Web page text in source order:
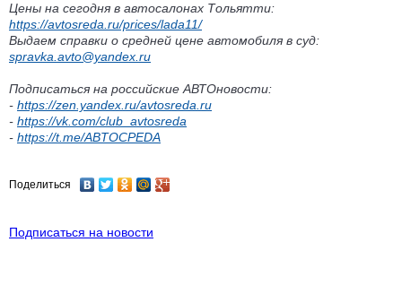
Цены на сегодня в автосалонах Тольятти:
https://avtosreda.ru/prices/lada11/
Выдаем справки о средней цене автомобиля в суд:
spravka.avto@yandex.ru
Подписаться на российские АВТОновости:
- https://zen.yandex.ru/avtosreda.ru
- https://vk.com/club_avtosreda
- https://t.me/ABTOCPEDA
Поделиться
Подписаться на новости